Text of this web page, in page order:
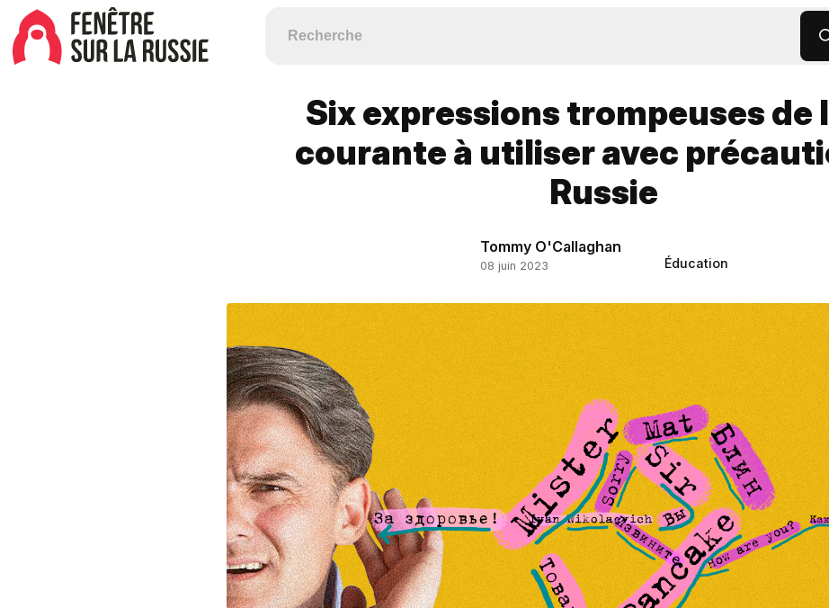
Six expressions trompeuses de
courante à utiliser avec
Russie
Tommy O'Callaghan
08 juin 2023 Éducation